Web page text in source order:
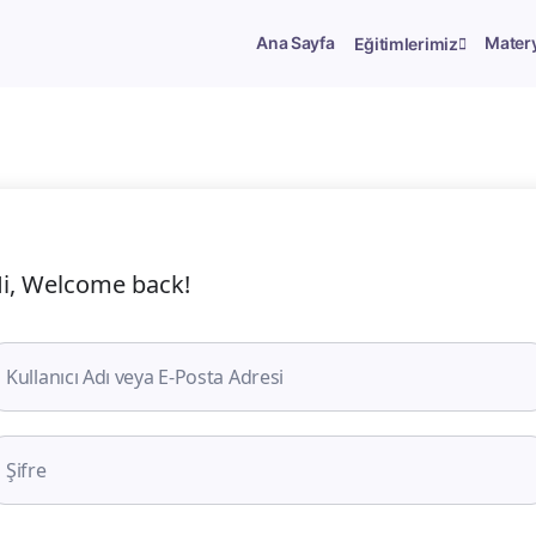
Ana Sayfa Eğitimlerimiz
Welcome back!